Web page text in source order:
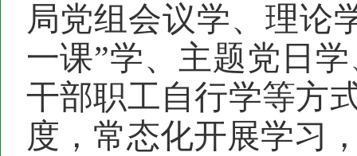
局党组会议学、理论
一课”学、主题党日
干部职工自行学等方
度，常态化开展学习